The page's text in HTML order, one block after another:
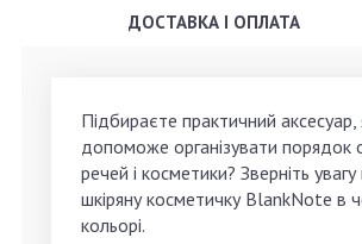
ДОСТАВКА І ОПЛАТА
Підбираєте практичний аксесуар,
допоможе організувати порядок
речей і косметики? Зверніть
шкіряну косметичку BlankNote в
кольорі.